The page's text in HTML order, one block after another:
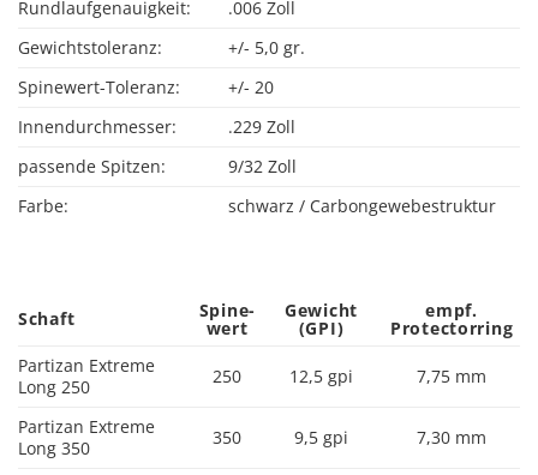
Rundlaufgenauigkeit:
.006 Zoll
Gewichtstoleranz:
+/- 5,0 gr.
Spinewert-Toleranz:
+/- 20
Innendurchmesser:
.229 Zoll
passende Spitzen:
9/32 Zoll
Farbe:
schwarz / Carbongewebestruktur
Schaft Spine­­
wert
Gewicht
(GPI)
empf.
Protector­ring
Partizan Extreme
Long 250
250 12,5 gpi 7,75 mm
Partizan Extreme
Long 350
350 9,5 gpi 7,30 mm